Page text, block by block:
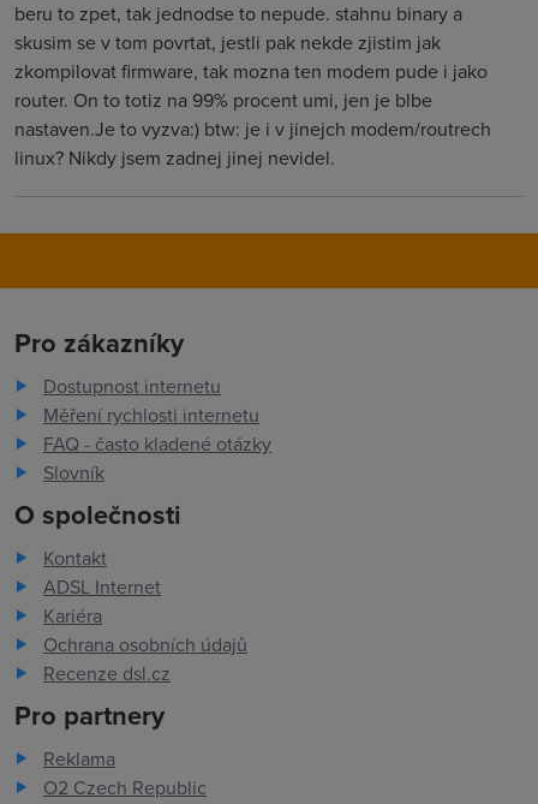
beru to zpet, tak jednodse to nepude. stahnu binary a
skusim se v tom povrtat, jestli pak nekde zjistim jak
zkompilovat firmware, tak mozna ten modem pude i jako
router. On to totiz na 99% procent umi, jen je blbe
nastaven.Je to vyzva:) btw: je i v jinejch modem/routrech
linux? Nikdy jsem zadnej jinej nevidel.
Pro zákazníky
Dostupnost internetu
Měření rychlosti internetu
FAQ - často kladené otázky
Slovník
O společnosti
Kontakt
ADSL Internet
Kariéra
Ochrana osobních údajů
Recenze dsl.cz
Pro partnery
Reklama
O2 Czech Republic